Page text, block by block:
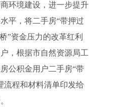
境建设，进一步提升
平，将二手房“带押过
”资金压力的改革红利
，根据市自然资源局工
公积金用户二手房“带
流程和材料清单印发给